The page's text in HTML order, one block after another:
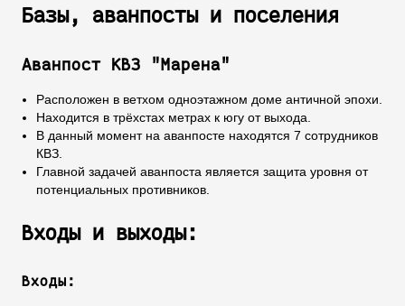
Базы, аванпосты и поселения
Аванпост КВЗ "Марена"
Расположен в ветхом одноэтажном доме античной эпохи.
Находится в трёхстах метрах к югу от выхода.
В данный момент на аванпосте находятся 7 сотрудников
КВЗ.
Главной задачей аванпоста является защита уровня от
потенциальных противников.
Входы и выходы:
Входы: